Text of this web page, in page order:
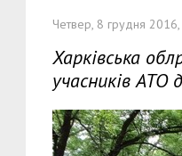
Четвер, 8 грудня
Харківська
учасників АТО